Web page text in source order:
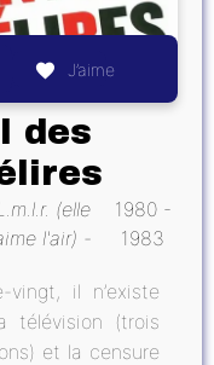
J’aime
des
(elle
l'air)
1980 -
1983
il n’existe
télévision (trois
et la censure